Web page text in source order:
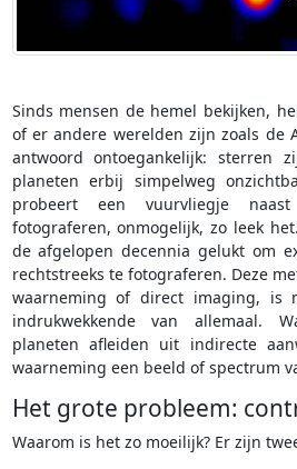
Sinds mensen de hemel bekijken,
of er andere werelden zijn zoals de
antwoord ontoegankelijk: sterren
planeten erbij simpelweg
probeert een vuurvliegje
fotograferen, onmogelijk, zo leek
de afgelopen decennia gelukt om
rechtstreeks te fotograferen. Deze
waarneming of direct imaging, is
indrukwekkende van allemaal.
planeten afleiden uit indirecte
waarneming een beeld of spectrum
Het grote probleem:
Waarom is het zo moeilijk? Er zijn